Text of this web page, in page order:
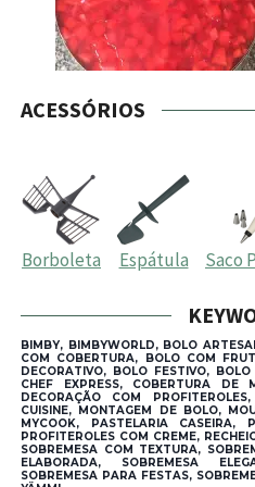
ACESSÓRIOS
Borboleta Espátula Saco
BIMBY, BIMBYWORLD, BOLO
COM COBERTURA, BOLO COM
DECORATIVO, BOLO FESTIVO,
CHEF EXPRESS, COBERTURA DE
DECORAÇÃO COM
CUISINE, MONTAGEM DE BOLO,
MYCOOK, PASTELARIA CASEIRA,
PROFITEROLES COM CREME,
SOBREMESA COM TEXTURA,
ELABORADA, SOBREMESA
SOBREMESA PARA FESTAS,